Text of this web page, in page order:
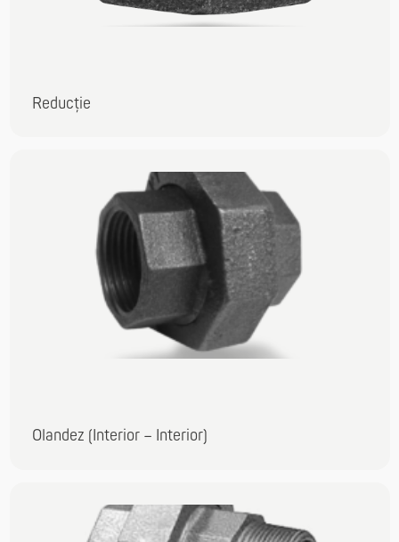
Reducție
Olandez (Interior – Interior)